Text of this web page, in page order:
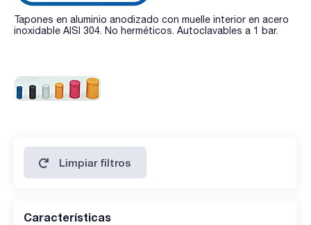
Tapones en aluminio anodizado con muelle interior en acero
inoxidable AISI 304. No herméticos. Autoclavables a 1 bar.
Limpiar filtros
Características